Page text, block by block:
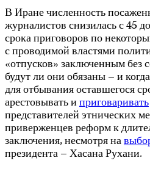
В Иране численность
журналистов снизилась с 45
срока приговоров по
с проводимой властями
«отпусков» заключенным без
будут ли они обязаны – и
для отбывания оставшегося
арестовывать иприговаривать
представителей этнических
приверженцев реформ к
заключения, несмотря на
президента – Хасана Рухани.